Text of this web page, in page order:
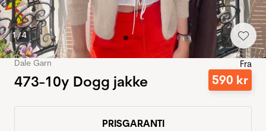
1/4
Dale Garn
473-10y Dogg jakke
Fra
590 kr
PRISGARANTI